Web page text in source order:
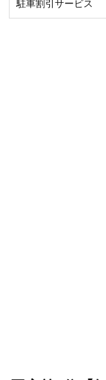
駐車割引サービス